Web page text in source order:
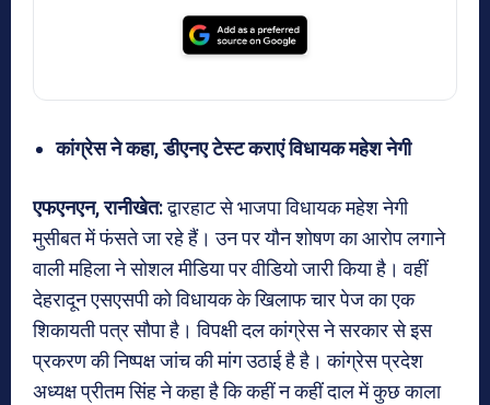
कांग्रेस ने कहा, डीएनए टेस्ट कराएं विधायक महेश नेगी
एफएनएन, रानीखेत:द्वारहाट से भाजपा विधायक महेश नेगी
मुसीबत में फंसते जा रहे हैं। उन पर यौन शोषण का आरोप लगाने
वाली महिला ने सोशल मीडिया पर वीडियो जारी किया है। वहीं
देहरादून एसएसपी को विधायक के खिलाफ चार पेज का एक
शिकायती पत्र सौपा है। विपक्षी दल कांग्रेस ने सरकार से इस
प्रकरण की निष्पक्ष जांच की मांग उठाई है है। कांग्रेस प्रदेश
अध्यक्ष प्रीतम सिंह ने कहा है कि कहीं न कहीं दाल में कुछ काला